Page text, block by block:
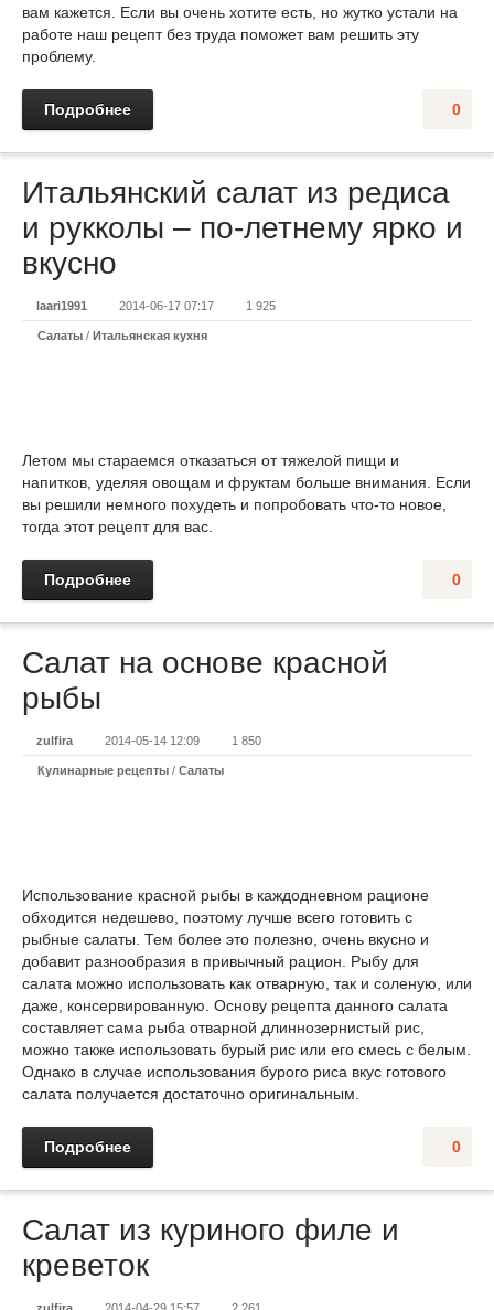
вам кажется. Если вы очень хотите есть, но жутко устали на
работе наш рецепт без труда поможет вам решить эту
проблему.
0
Подробнее
Итальянский салат из редиса
и рукколы – по-летнему ярко и
вкусно
laari1991 2014-06-17 07:17 1 925
Салаты / Итальянская кухня
Летом мы стараемся отказаться от тяжелой пищи и
напитков, уделяя овощам и фруктам больше внимания. Если
вы решили немного похудеть и попробовать что-то новое,
тогда этот рецепт для вас.
0
Подробнее
Салат на основе красной
рыбы
zulfira 2014-05-14 12:09 1 850
Кулинарные рецепты / Салаты
Использование красной рыбы в каждодневном рационе
обходится недешево, поэтому лучше всего готовить с
рыбные салаты. Тем более это полезно, очень вкусно и
добавит разнообразия в привычный рацион. Рыбу для
салата можно использовать как отварную, так и соленую, или
даже, консервированную. Основу рецепта данного салата
составляет сама рыба отварной длиннозернистый рис,
можно также использовать бурый рис или его смесь с белым.
Однако в случае использования бурого риса вкус готового
салата получается достаточно оригинальным.
0
Подробнее
Салат из куриного филе и
креветок